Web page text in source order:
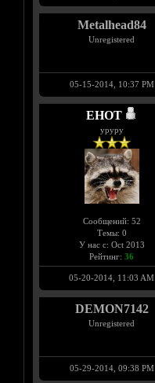
Metalhead84
Unregistered
05-15-2014, 10:37 PM
EHOT
уруру
Сообщений: 52
Темы: 0
У нас с: Oct 2013
Рейтинг: 36
05-20-2014, 11:03 AM
DEMON7142
Unregistered
05-29-2014, 09:38 PM